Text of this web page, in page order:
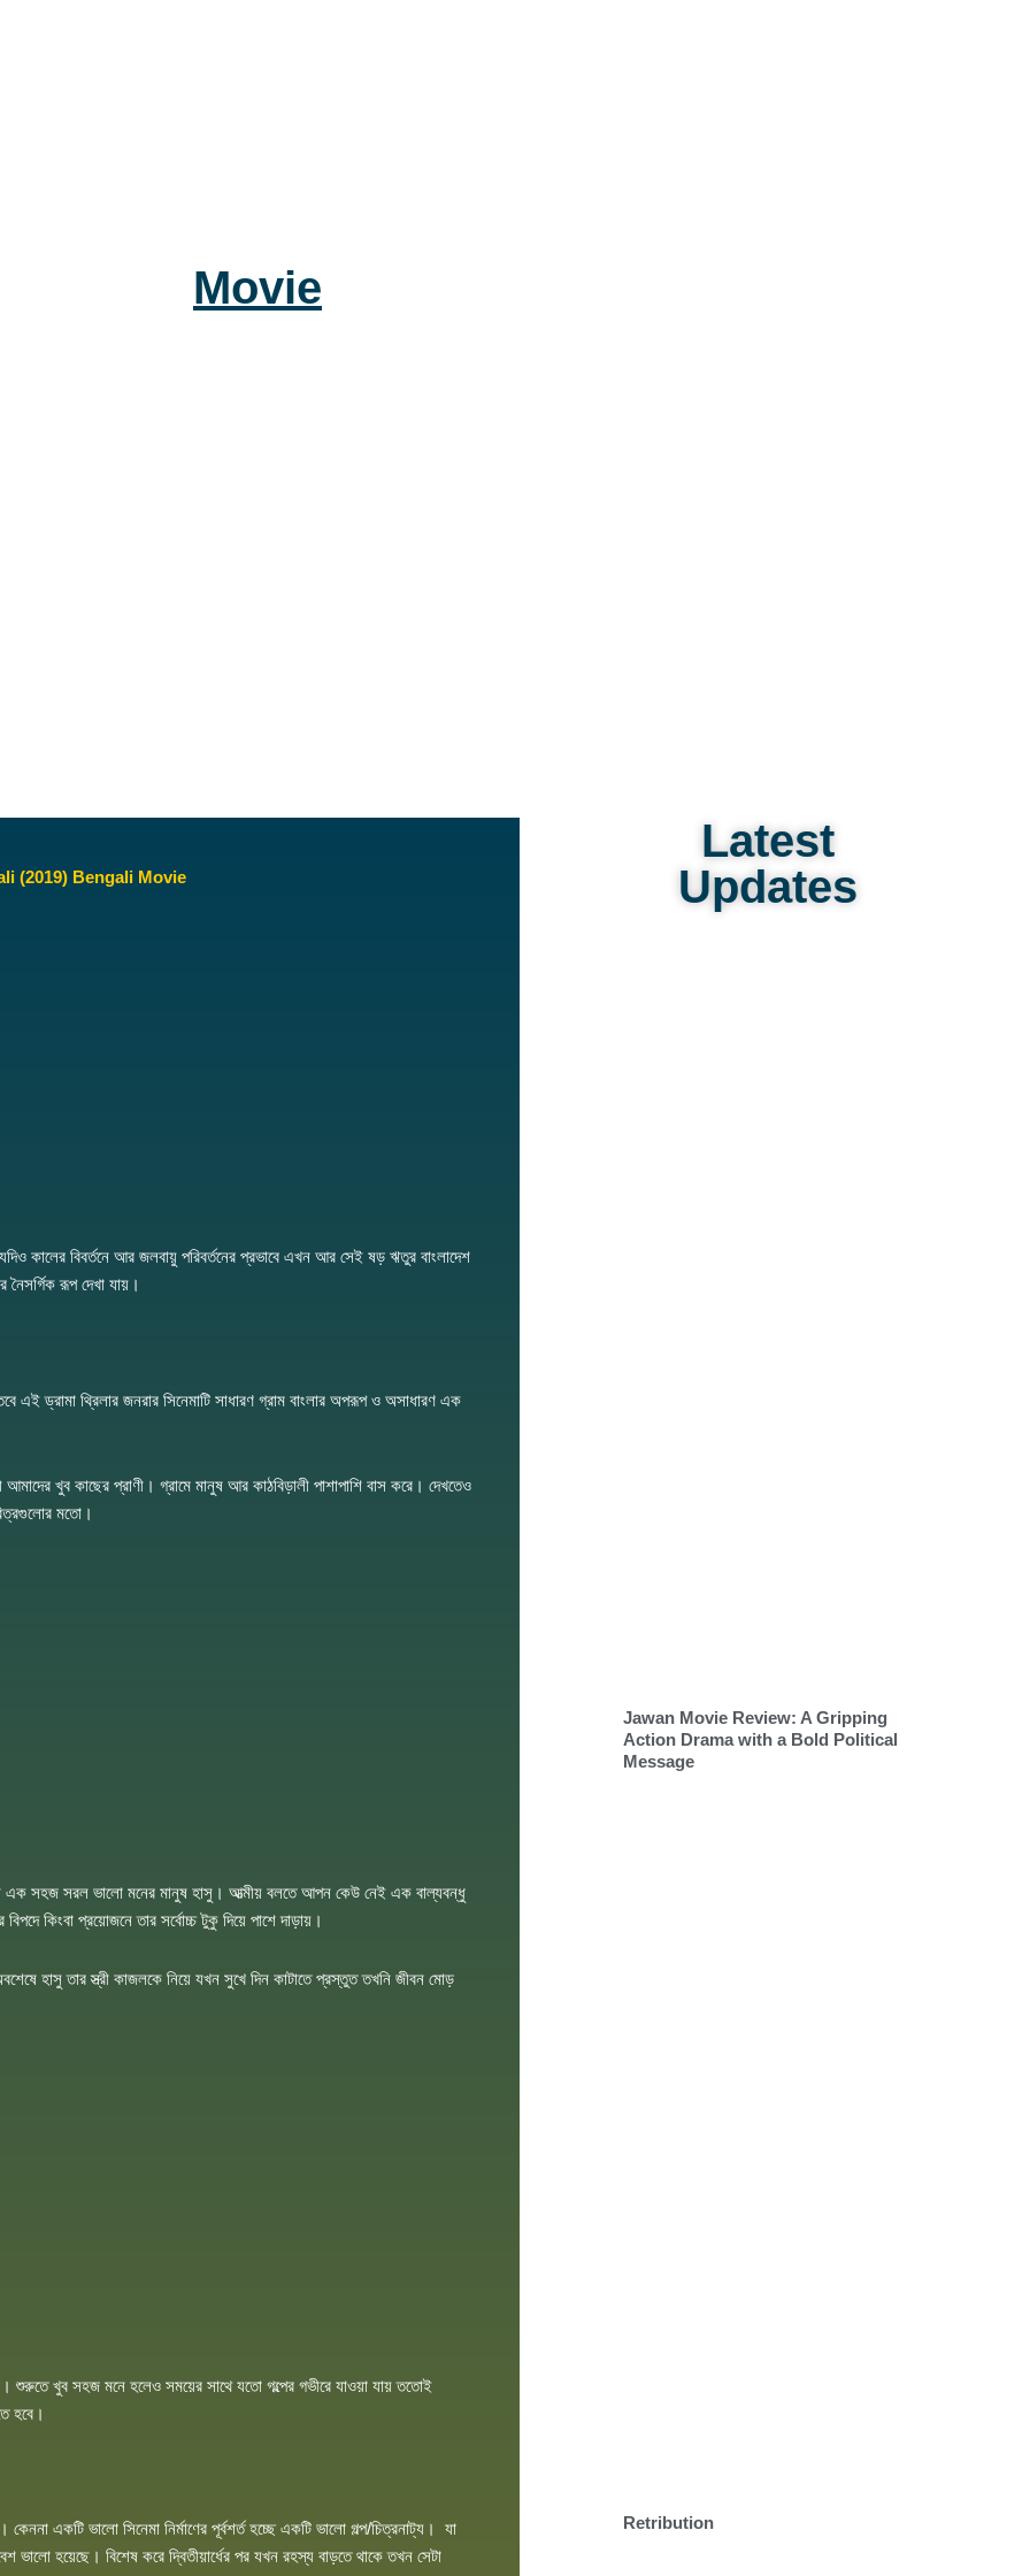
Movie
(2019) Bengali Movie
কালের বিবর্তনে আর জলবায়ু পরিবর্তনের প্রভাবে এখন আর সেই ষড় ঋতুর বাংলাদেশ
রূপ দেখা যায়।
এই ড্রামা থ্রিলার জনরার সিনেমাটি সাধারণ গ্রাম বাংলার অপরূপ ও অসাধারণ এক
আমাদের খুব কাছের প্রাণী। গ্রামে মানুষ আর কাঠবিড়ালী পাশাপাশি বাস করে। দেখতেও
মতো।
এক সহজ সরল ভালো মনের মানুষ হাসু। আত্মীয় বলতে আপন কেউ নেই এক বাল্যবন্ধু
কিংবা প্রয়োজনে তার সর্বোচ্চ টুকু দিয়ে পাশে দাড়ায়।
হাসু তার স্ত্রী কাজলকে নিয়ে যখন সুখে দিন কাটাতে প্রস্তুত তখনি জীবন মোড়
শুরুতে খুব সহজ মনে হলেও সময়ের সাথে যতো গল্পের গভীরে যাওয়া যায় ততোই
হবে।
একটি ভালো সিনেমা নির্মাণের পূর্বশর্ত হচ্ছে একটি ভালো গল্প/চিত্রনাট্য। যা
হয়েছে। বিশেষ করে দ্বিতীয়ার্ধের পর যখন রহস্য বাড়তে থাকে তখন সেটা
Latest
Updates
Jawan Movie Review: A Gripping
Action Drama with a Bold Political
Message
Retribution